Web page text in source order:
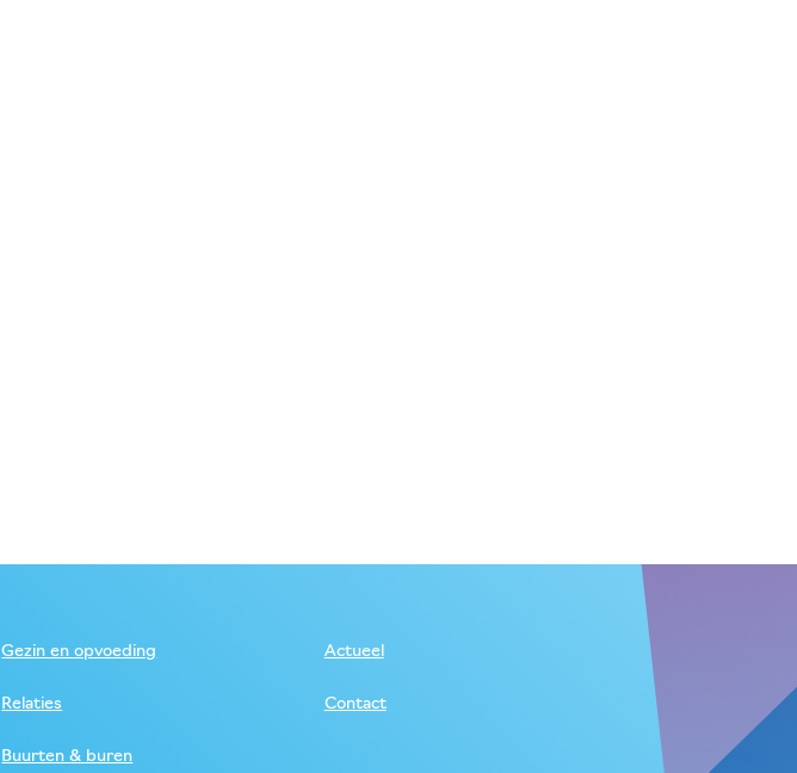
Gezin en opvoeding
Relaties
Buurten & buren
Actueel
Contact